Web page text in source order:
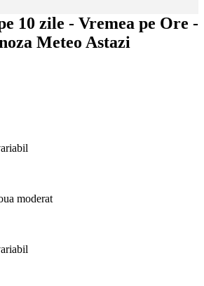
10 zile - Vremea pe Ore -
Meteo Astazi
moderat